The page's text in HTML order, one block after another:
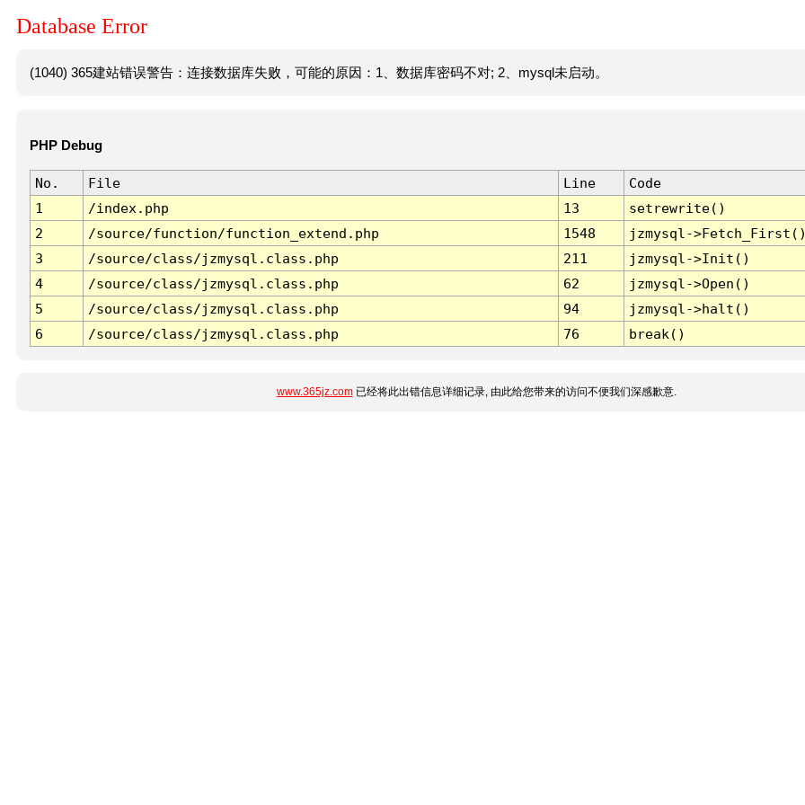
Database Error
(1040) 365建站错误警告：连接数据库失败，可能的原因：1、数据库密码不对; 2、mysql未启动。
PHP Debug
No. File Line
Code
1
/index.php 13
setrewrite()
2
/source/function/function_extend.php 1548
jzmysql-
3
/source/class/jzmysql.class.php 211
jzmysql->Init()
4
/source/class/jzmysql.class.php 62
jzmysql->Open()
5
/source/class/jzmysql.class.php 94
jzmysql->halt()
6
/source/class/jzmysql.class.php 76 break()
www.365jz.com已经将此出错信息详细记录, 由此给您带来的访问不便我们深感歉意.